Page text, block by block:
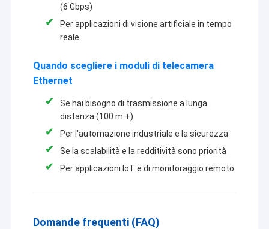
(6 Gbps)
Per applicazioni di visione artificiale in tempo
reale
Quando scegliere i moduli di telecamera
Ethernet
Se hai bisogno di trasmissione a lunga
distanza (100 m +)
Per l'automazione industriale e la sicurezza
Se la scalabilità e la redditività sono priorità
Per applicazioni IoT e di monitoraggio remoto
Domande frequenti (FAQ)